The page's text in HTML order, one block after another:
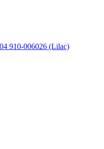
910-006026 (Lilac)